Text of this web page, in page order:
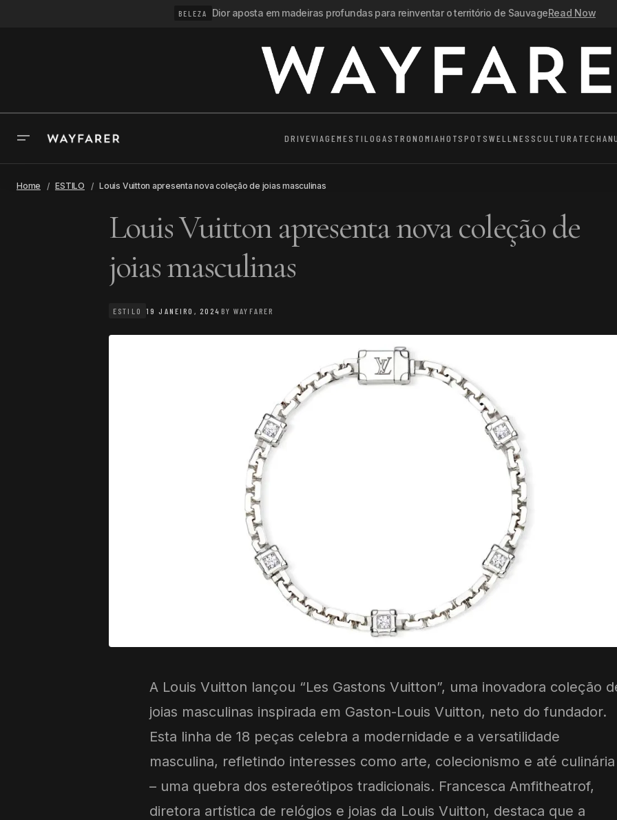
BELEZA Dior aposta em madeiras profundas para reinventar o território de SauvageRead Now
DRIVEVIAGEMESTILOGASTRONOMIAHOTSPOTSWELLNESSCULTURATECH
Home ESTILO Louis Vuitton apresenta nova coleção de joias masculinas
Louis Vuitton apresenta nova coleção de
joias masculinas
ESTILO 19 JANEIRO, 2024 BY WAYFARER
A Louis Vuitton lançou “Les Gastons Vuitton”, uma inovadora coleção
joias masculinas inspirada em Gaston-Louis Vuitton, neto do fundador.
Esta linha de 18 peças celebra a modernidade e a versatilidade
masculina, refletindo interesses como arte, colecionismo e até culinária
– uma quebra dos estereótipos tradicionais. Francesca Amfitheatrof,
diretora artística de relógios e joias da Louis Vuitton, destaca que a